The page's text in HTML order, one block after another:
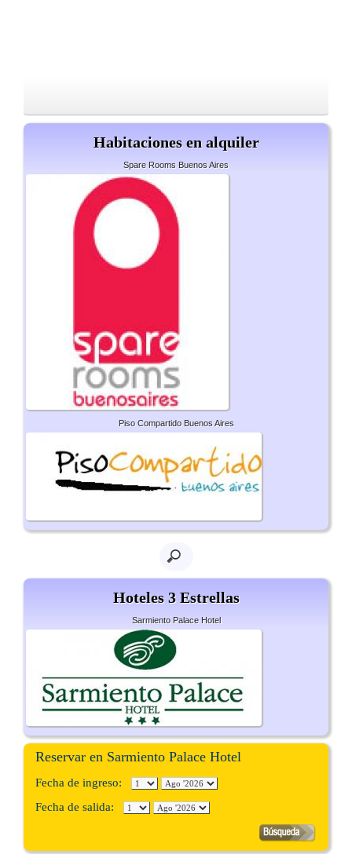
Habitaciones en alquiler
Spare Rooms Buenos Aires
Piso Compartido Buenos Aires
Hoteles 3 Estrellas
Sarmiento Palace Hotel
Reservar en Sarmiento Palace Hotel
Fecha de ingreso:
Fecha de salida: